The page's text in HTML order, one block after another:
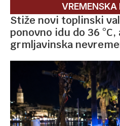
Stiže novi toplinski
ponovno idu do 36
grmljavinska